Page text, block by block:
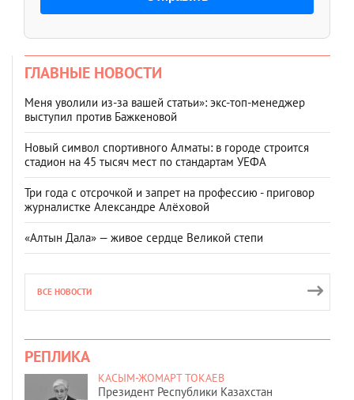
ГЛАВНЫЕ НОВОСТИ
Меня уволили из-за вашей статьи»: экс-топ-менеджер
выступил против Бажкеновой
Новый символ спортивного Алматы: в городе строится
стадион на 45 тысяч мест по стандартам УЕФА
Три года с отсрочкой и запрет на профессию - приговор
журналистке Александре Алёховой
«Алтын Дала» — живое сердце Великой степи
ВСЕ НОВОСТИ
РЕПЛИКА
КАСЫМ-ЖОМАРТ ТОКАЕВ
Президент Республики Казахстан